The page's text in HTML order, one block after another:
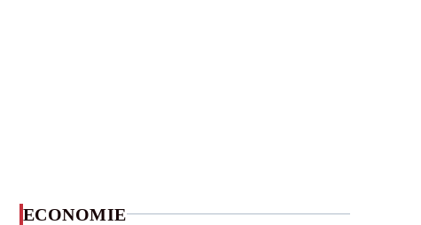
ECONOMIE